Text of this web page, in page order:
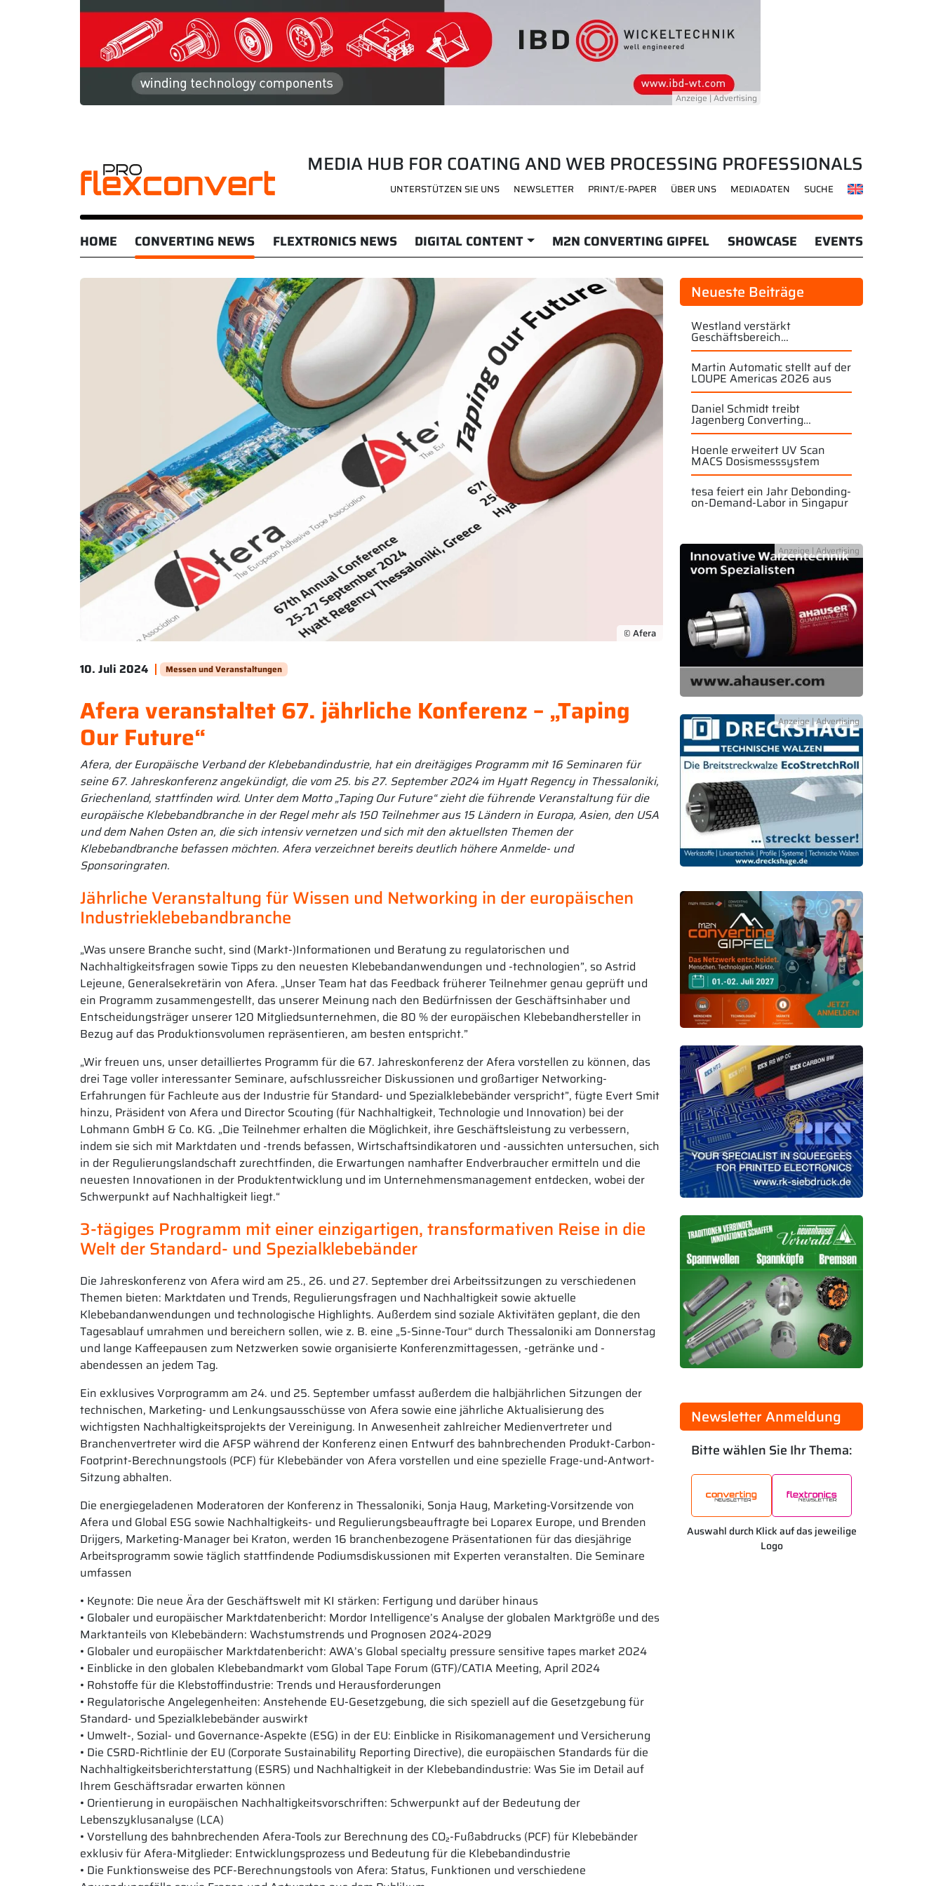
MEDIA HUB FOR COATING AND WEB PROCESSING PROFESSIONALS
UNTERSTÜTZEN SIE UNS NEWSLETTER PRINT/E-PAPER ÜBER UNS MEDIADATEN SUCHE
HOME CONVERTING NEWS FLEXTRONICS NEWS DIGITAL CONTENT M2N CONVERTING GIPFEL SHOWCASE EVENTS
© Afera
10. Juli 2024 Messen und Veranstaltungen
Afera veranstaltet 67. jährliche Konferenz – „Taping
Our Future“
Afera, der Europäische Verband der Klebebandindustrie, hat ein dreitägiges Programm mit 16 Seminaren für
seine 67. Jahreskonferenz angekündigt, die vom 25. bis 27. September 2024 im Hyatt Regency in Thessaloniki,
Griechenland, stattfinden wird. Unter dem Motto „Taping Our Future“ zieht die führende Veranstaltung für die
europäische Klebebandbranche in der Regel mehr als 150 Teilnehmer aus 15 Ländern in Europa, Asien, den USA
und dem Nahen Osten an, die sich intensiv vernetzen und sich mit den aktuellsten Themen der
Klebebandbranche befassen möchten. Afera verzeichnet bereits deutlich höhere Anmelde- und
Sponsoringraten.
Jährliche Veranstaltung für Wissen und Networking in der europäischen
Industrieklebebandbranche
„Was unsere Branche sucht, sind (Markt-)Informationen und Beratung zu regulatorischen und
Nachhaltigkeitsfragen sowie Tipps zu den neuesten Klebebandanwendungen und -technologien”, so Astrid
Lejeune, Generalsekretärin von Afera. „Unser Team hat das Feedback früherer Teilnehmer genau geprüft und
ein Programm zusammengestellt, das unserer Meinung nach den Bedürfnissen der Geschäftsinhaber und
Entscheidungsträger unserer 120 Mitgliedsunternehmen, die 80 % der europäischen Klebebandhersteller in
Bezug auf das Produktionsvolumen repräsentieren, am besten entspricht.”
„Wir freuen uns, unser detailliertes Programm für die 67. Jahreskonferenz der Afera vorstellen zu können, das
drei Tage voller interessanter Seminare, aufschlussreicher Diskussionen und großartiger Networking-
Erfahrungen für Fachleute aus der Industrie für Standard- und Spezialklebebänder verspricht”, fügte Evert Smit
hinzu, Präsident von Afera und Director Scouting (für Nachhaltigkeit, Technologie und Innovation) bei der
Lohmann GmbH & Co. KG. „Die Teilnehmer erhalten die Möglichkeit, ihre Geschäftsleistung zu verbessern,
indem sie sich mit Marktdaten und -trends befassen, Wirtschaftsindikatoren und -aussichten untersuchen, sich
in der Regulierungslandschaft zurechtfinden, die Erwartungen namhafter Endverbraucher ermitteln und die
neuesten Innovationen in der Produktentwicklung und im Unternehmensmanagement entdecken, wobei der
Schwerpunkt auf Nachhaltigkeit liegt.“
3-tägiges Programm mit einer einzigartigen, transformativen Reise in die
Welt der Standard- und Spezialklebebänder
Die Jahreskonferenz von Afera wird am 25., 26. und 27. September drei Arbeitssitzungen zu verschiedenen
Themen bieten: Marktdaten und Trends, Regulierungsfragen und Nachhaltigkeit sowie aktuelle
Klebebandanwendungen und technologische Highlights. Außerdem sind soziale Aktivitäten geplant, die den
Tagesablauf umrahmen und bereichern sollen, wie z. B. eine „5-Sinne-Tour“ durch Thessaloniki am Donnerstag
und lange Kaffeepausen zum Netzwerken sowie organisierte Konferenzmittagessen, -getränke und -
abendessen an jedem Tag.
Ein exklusives Vorprogramm am 24. und 25. September umfasst außerdem die halbjährlichen Sitzungen der
technischen, Marketing- und Lenkungsausschüsse von Afera sowie eine jährliche Aktualisierung des
wichtigsten Nachhaltigkeitsprojekts der Vereinigung. In Anwesenheit zahlreicher Medienvertreter und
Branchenvertreter wird die AFSP während der Konferenz einen Entwurf des bahnbrechenden Produkt-Carbon-
Footprint-Berechnungstools (PCF) für Klebebänder von Afera vorstellen und eine spezielle Frage-und-Antwort-
Sitzung abhalten.
Die energiegeladenen Moderatoren der Konferenz in Thessaloniki, Sonja Haug, Marketing-Vorsitzende von
Afera und Global ESG sowie Nachhaltigkeits- und Regulierungsbeauftragte bei Loparex Europe, und Brenden
Drijgers, Marketing-Manager bei Kraton, werden 16 branchenbezogene Präsentationen für das diesjährige
Arbeitsprogramm sowie täglich stattfindende Podiumsdiskussionen mit Experten veranstalten. Die Seminare
umfassen
• Keynote: Die neue Ära der Geschäftswelt mit KI stärken: Fertigung und darüber hinaus
• Globaler und europäischer Marktdatenbericht: Mordor Intelligence’s Analyse der globalen Marktgröße und des
Marktanteils von Klebebändern: Wachstumstrends und Prognosen 2024-2029
• Globaler und europäischer Marktdatenbericht: AWA’s Global specialty pressure sensitive tapes market 2024
• Einblicke in den globalen Klebebandmarkt vom Global Tape Forum (GTF)/CATIA Meeting, April 2024
• Rohstoffe für die Klebstoffindustrie: Trends und Herausforderungen
• Regulatorische Angelegenheiten: Anstehende EU-Gesetzgebung, die sich speziell auf die Gesetzgebung für
Standard- und Spezialklebebänder auswirkt
• Umwelt-, Sozial- und Governance-Aspekte (ESG) in der EU: Einblicke in Risikomanagement und Versicherung
• Die CSRD-Richtlinie der EU (Corporate Sustainability Reporting Directive), die europäischen Standards für die
Nachhaltigkeitsberichterstattung (ESRS) und Nachhaltigkeit in der Klebebandindustrie: Was Sie im Detail auf
Ihrem Geschäftsradar erwarten können
• Orientierung in europäischen Nachhaltigkeitsvorschriften: Schwerpunkt auf der Bedeutung der
Lebenszyklusanalyse (LCA)
• Vorstellung des bahnbrechenden Afera-Tools zur Berechnung des CO₂-Fußabdrucks (PCF) für Klebebänder
exklusiv für Afera-Mitglieder: Entwicklungsprozess und Bedeutung für die Klebebandindustrie
• Die Funktionsweise des PCF-Berechnungstools von Afera: Status, Funktionen und verschiedene
Neueste Beiträge
Westland verstärkt
Geschäftsbereich
Industriewalzen
Martin Automatic stellt auf der
LOUPE Americas 2026 aus
Daniel Schmidt treibt
Jagenberg Converting
Solutions weiter voran
Hoenle erweitert UV Scan
MACS Dosismesssystem
tesa feiert ein Jahr Debonding-
on-Demand-Labor in Singapur
Newsletter Anmeldung
Bitte wählen Sie Ihr Thema:
Auswahl durch Klick auf das jeweilige
Logo